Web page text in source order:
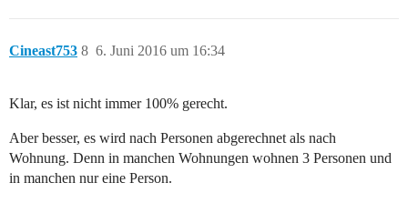
Cineast753 6. Juni 2016 um 16:34
8
Klar, es ist nicht immer 100% gerecht.
Aber besser, es wird nach Personen abgerechnet als nach
Wohnung. Denn in manchen Wohnungen wohnen 3 Personen und
in manchen nur eine Person.